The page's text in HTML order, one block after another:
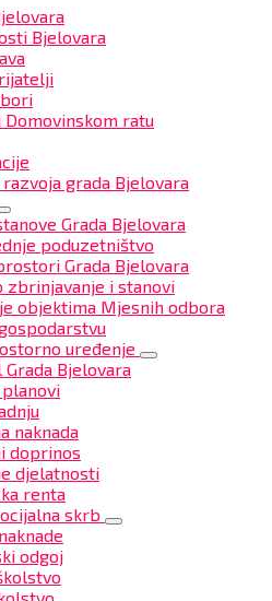
Bjelovara
Domovinskom ratu
grada Bjelovara
Grada Bjelovara
poduzetništvo
Grada Bjelovara
zbrinjavanje i stanovi
objektima Mjesnih odbora
uređenje
Bjelovara
naknada
doprinos
djelatnosti
renta
skrb
odgoj